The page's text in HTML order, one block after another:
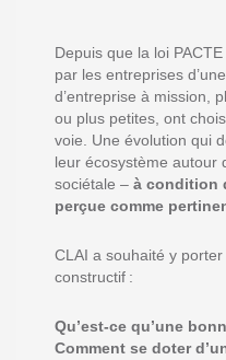
Depuis que la loi PACTE
par les entreprises
d’entreprise à mission ,
ou plus petites, ont
voie
Une évolution qui
leur écosystème autour
sociétale – à condition
perçue comme
CLAI a souhaité y porter
constructif :
Qu’est-ce qu’une
Comment se doter d’